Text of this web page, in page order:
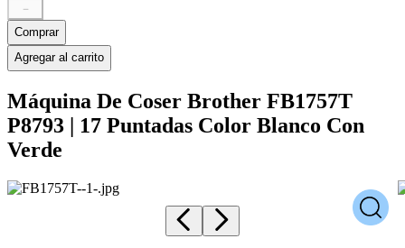
－
Comprar
Agregar al carrito
Máquina De Coser Brother FB1757T
P8793 | 17 Puntadas Color Blanco Con
Verde